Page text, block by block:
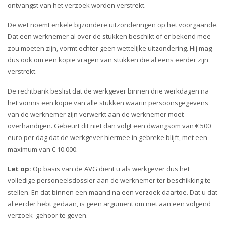
ontvangst van het verzoek worden verstrekt.
De wet noemt enkele bijzondere uitzonderingen op het voorgaande.
Dat een werknemer al over de stukken beschikt of er bekend mee
zou moeten zijn, vormt echter geen wettelijke uitzondering. Hij mag
dus ook om een kopie vragen van stukken die al eens eerder zijn
verstrekt.
De rechtbank beslist dat de werkgever binnen drie werkdagen na
het vonnis een kopie van alle stukken waarin persoonsgegevens
van de werknemer zijn verwerkt aan de werknemer moet
overhandigen. Gebeurt dit niet dan volgt een dwangsom van € 500
euro per dag dat de werkgever hiermee in gebreke blijft, met een
maximum van € 10.000.
Let op: Op basis van de AVG dient u als werkgever dus het
volledige personeelsdossier aan de werknemer ter beschikking te
stellen. En dat binnen een maand na een verzoek daartoe. Dat u dat
al eerder hebt gedaan, is geen argument om niet aan een volgend
verzoek gehoor te geven.